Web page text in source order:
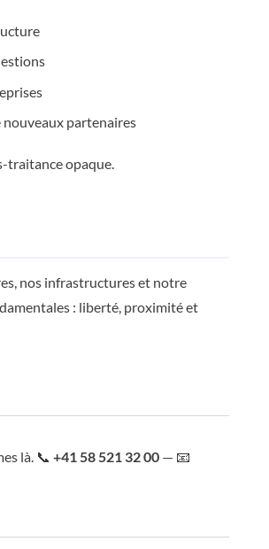
partenaires
traitance opaque.
nos infrastructures et notre
: liberté, proximité et
là. 📞 +41 58 521 32 00 — 📧